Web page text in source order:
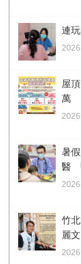
連
屋
萬
暑
醫
竹
麗